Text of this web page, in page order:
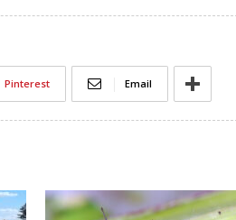
Pinterest Email